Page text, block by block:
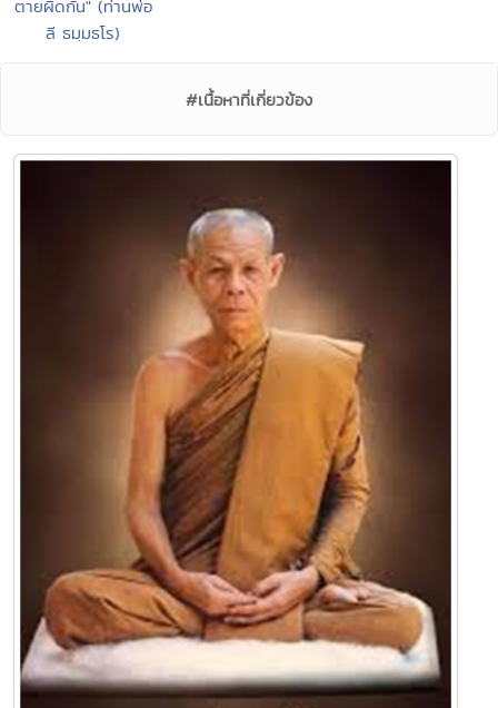
ตายผิดกัน" (ท่านพ่อ
ลี ธมฺมธโร)
#เนื้อหาที่เกี่ยวข้อง